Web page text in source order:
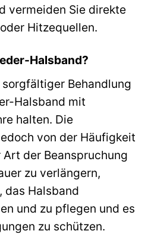
vermeiden Sie direkte
Hitzequellen.
Halsband?
Behandlung
Halsband mit
halten. Die
von der Häufigkeit
der Beanspruchung
zu verlängern,
das Halsband
und zu pflegen und es
zu schützen.